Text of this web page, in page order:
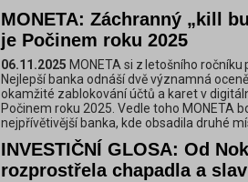
MONETA: Záchranný „kill
je Počinem roku 2025
06.11.2025 MONETA si z letošního
Nejlepší banka odnáší dvě významná
okamžité zablokování účtů a karet v
Počinem roku 2025. Vedle toho MONETA
nejpřívětivější banka, kde obsadila druhé
INVESTIČNÍ GLOSA: Od
rozprostřela chapadla a